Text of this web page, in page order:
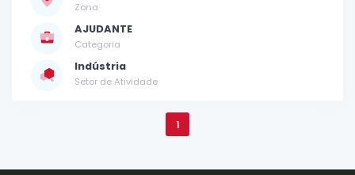
Zona
AJUDANTE
Categoria
Indústria
Setor de Atividade
1